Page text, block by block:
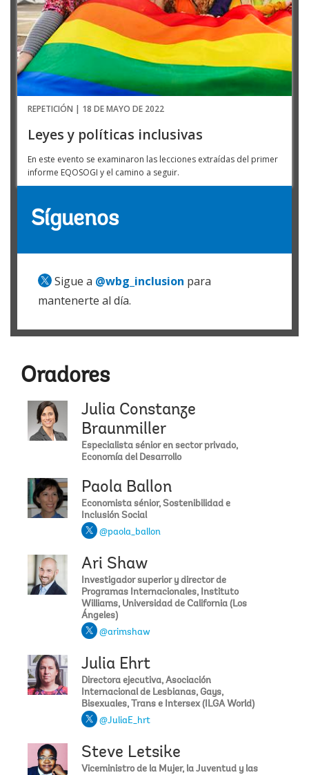
REPETICIÓN | 18 DE MAYO DE 2022
Leyes y políticas inclusivas
En este evento se examinaron las lecciones extraídas del primer
informe EQOSOGI y el camino a seguir.
Síguenos
Sigue a @wbg_inclusion para
mantenerte al día.
Oradores
Julia Constanze
Braunmiller
Especialista sénior en sector privado,
Economía del Desarrollo
Paola Ballon
Economista sénior, Sostenibilidad e
Inclusión Social
@paola_ballon
Ari Shaw
Investigador superior y director de
Programas Internacionales, Instituto
Williams, Universidad de California (Los
Ángeles)
@arimshaw
Julia Ehrt
Directora ejecutiva, Asociación
Internacional de Lesbianas, Gays,
Bisexuales, Trans e Intersex (ILGA World)
@JuliaE_hrt
Steve Letsike
Viceministro de la Mujer, la Juventud y las